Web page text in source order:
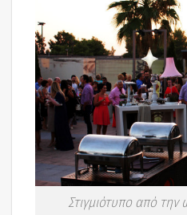
Στιγμιότυπο από